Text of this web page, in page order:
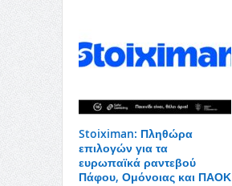
Stoiximan: Πληθώρα
επιλογών για τα
ευρωπαϊκά ραντεβού
Πάφου, Ομόνοιας και ΠΑΟΚ